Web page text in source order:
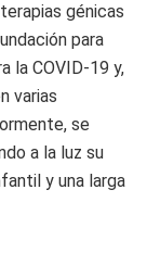
génicas
para
la COVID-19 y,
varias
se
a la luz su
y una larga